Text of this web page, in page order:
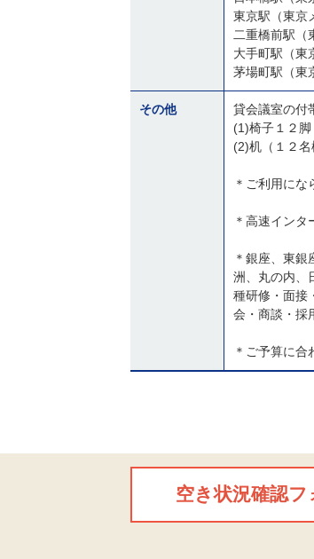
東京駅（東
二重橋前駅
大手町駅（
その他
貸会議室の付
(1)椅子１２脚
(2)机（１２名
＊ご利用にな
＊高速インタ
＊銀座、東
洲、丸の内、
種研修・面接
会・商談・採
＊ご予算に合
空き状況確認フ